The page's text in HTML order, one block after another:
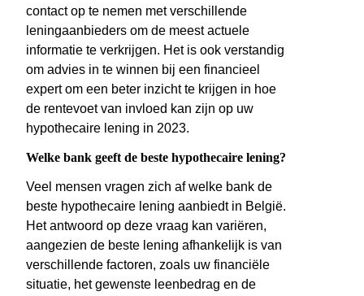
contact op te nemen met verschillende
leningaanbieders om de meest actuele
informatie te verkrijgen. Het is ook verstandig
om advies in te winnen bij een financieel
expert om een beter inzicht te krijgen in hoe
de rentevoet van invloed kan zijn op uw
hypothecaire lening in 2023.
Welke bank geeft de beste hypothecaire lening?
Veel mensen vragen zich af welke bank de
beste hypothecaire lening aanbiedt in België.
Het antwoord op deze vraag kan variëren,
aangezien de beste lening afhankelijk is van
verschillende factoren, zoals uw financiële
situatie, het gewenste leenbedrag en de